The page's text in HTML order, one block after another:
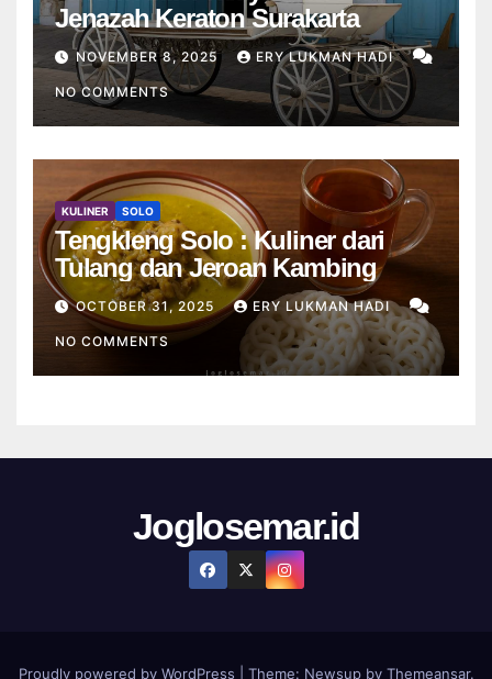
Jenazah Keraton Surakarta
NOVEMBER 8, 2025 ERY LUKMAN HADI
NO COMMENTS
KULINER SOLO
Tengkleng Solo : Kuliner dari
Tulang dan Jeroan Kambing
OCTOBER 31, 2025 ERY LUKMAN HADI
NO COMMENTS
Joglosemar.id
Proudly powered by WordPress Theme: Newsupby Themeansar.